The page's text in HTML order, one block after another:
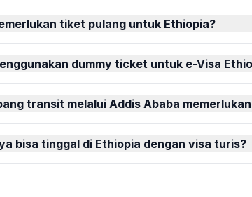
tiket pulang untuk Ethiopia?
dummy ticket untuk e-Visa
transit melalui Addis Ababa
bisa tinggal di Ethiopia dengan visa turis?